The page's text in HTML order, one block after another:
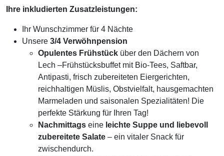
Ihre inkludierten Zusatzleistungen:
Ihr Wunschzimmer für 4 Nächte
Unsere 3/4 Verwöhnpension
Opulentes Frühstück über den Dächern von
Lech –Frühstücksbuffet mit Bio-Tees, Saftbar,
Antipasti, frisch zubereiteten Eiergerichten,
reichhaltigen Müslis, Obstvielfalt, hausgemachten
Marmeladen und saisonalen Spezialitäten! Die
perfekte Stärkung für Ihren Tag!
Nachmittags eine leichte Suppe und liebevoll
zubereitete Salate – ein vitaler Snack für
zwischendurch.